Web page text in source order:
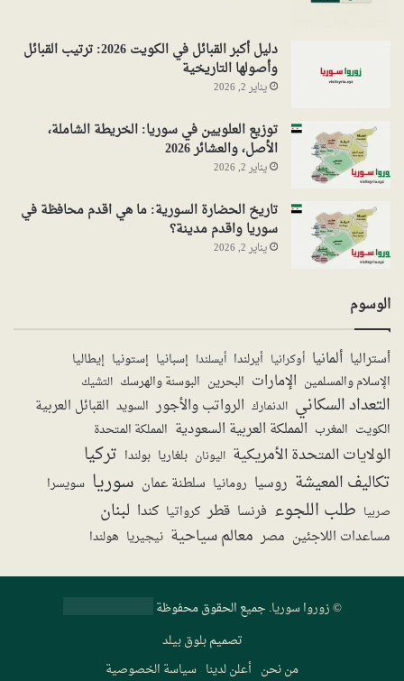
دليل أكبر القبائل في الكويت 2026: ترتيب القبائل
وأصولها التاريخية
يناير 2, 2026
توزيع العلويين في سوريا: الخريطة الشاملة،
الأصل، والعشائر 2026
يناير 2, 2026
تاريخ الحضارة السورية: ما هي اقدم محافظة في
سوريا واقدم مدينة؟
يناير 2, 2026
الوسوم
أستراليا ألمانيا أوكرانيا أيرلندا أيسلندا إسبانيا إستونيا إيطاليا
الإسلام والمسلمين الإمارات البحرين البوسنة والهرسك التشيك
التعداد السكاني الدنمارك الرواتب والأجور السويد القبائل العربية
الكويت المغرب المملكة العربية السعودية المملكة المتحدة
الولايات المتحدة الأمريكية اليونان بلغاريا بولندا تركيا
تكاليف المعيشة روسيا رومانيا سلطنة عمان سوريا سويسرا
صربيا طلب اللجوء فرنسا قطر كرواتيا كندا لبنان
مساعدات اللاجئين مصر معالم سياحية نيجيريا هولندا
©زوروا سوريا. جميع الحقوق محفوظة
تصميمبلوق بيلد
من نحن أعلن لدينا سياسة الخصوصية